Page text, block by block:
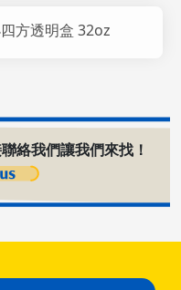
方透明盒 32oz
絡我們讓我們來找！